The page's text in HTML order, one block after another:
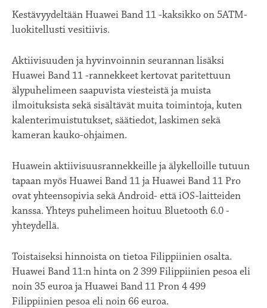
Kestävyydeltään Huawei Band 11 -kaksikko on 5ATM-
luokitellusti vesitiivis.
Aktiivisuuden ja hyvinvoinnin seurannan lisäksi
Huawei Band 11 -rannekkeet kertovat paritettuun
älypuhelimeen saapuvista viesteistä ja muista
ilmoituksista sekä sisältävät muita toimintoja, kuten
kalenterimuistutukset, säätiedot, laskimen sekä
kameran kauko-ohjaimen.
Huawein aktiivisuusrannekkeille ja älykelloille tutuun
tapaan myös Huawei Band 11 ja Huawei Band 11 Pro
ovat yhteensopivia sekä Android- että iOS-laitteiden
kanssa. Yhteys puhelimeen hoituu Bluetooth 6.0 -
yhteydellä.
Toistaiseksi hinnoista on tietoa Filippiinien osalta.
Huawei Band 11:n hinta on 2 399 Filippiinien pesoa eli
noin 35 euroa ja Huawei Band 11 Pron 4 499
Filippiinien pesoa eli noin 66 euroa.